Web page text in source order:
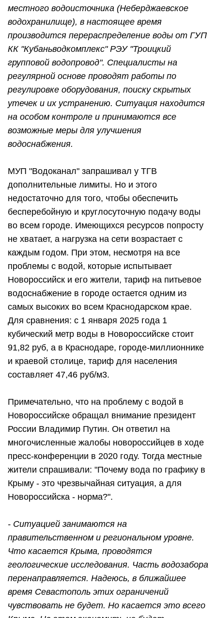
местного водоисточника (Неберджаевское
водохранилище), в настоящее время
производится перераспределение воды от ГУП
КК "Кубаньводкомплекс" РЭУ "Троицкий
групповой водопровод". Специалисты на
регулярной основе проводят работы по
регулировке оборудования, поиску скрытых
утечек и их устранению. Ситуация находится
на особом контроле и принимаются все
возможные меры для улучшения
водоснабжения.
МУП "Водоканал" запрашивал у ТГВ
дополнительные лимиты. Но и этого
недостаточно для того, чтобы обеспечить
бесперебойную и круглосуточную подачу воды
во всем городе. Имеющихся ресурсов попросту
не хватает, а нагрузка на сети возрастает с
каждым годом. При этом, несмотря на все
проблемы с водой, которые испытывает
Новороссийск и его жители, тариф на питьевое
водоснабжение в городе остается одним из
самых высоких во всем Краснодарском крае.
Для сравнения: с 1 января 2025 года 1
кубический метр воды в Новороссийске стоит
91,82 руб, а в Краснодаре, городе-миллионнике
и краевой столице, тариф для населения
составляет 47,46 руб/м3.
Примечательно, что на проблему с водой в
Новороссийске обращал внимание президент
России Владимир Путин. Он ответил на
многочисленные жалобы новороссийцев в ходе
пресс-конференции в 2020 году. Тогда местные
жители спрашивали: "Почему вода по графику в
Крыму - это чрезвычайная ситуация, а для
Новороссийска - норма?".
- Ситуацией занимаются на
правительственном и региональном уровне.
Что касается Крыма, проводятся
геологические исследования. Часть водозабора
перенаправляется. Надеюсь, в ближайшее
время Севастополь этих ограничений
чувствовать не будет. Но касается это всего